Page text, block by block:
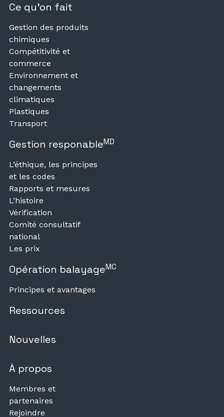
Ce qu’on fait
Gestion des produits
chimiques
Compétitivité et
commerce
Environnement et
changements
climatiques
Plastiques
Transport
Gestion responableMD
L’éthique, les principes
et les codes
Rapports et mesures
L’histoire
Vérification
Comité consultatif
national
Les prix
Opération balayageMC
Principes et avantages
Ressources
Nouvelles
À propos
Membres et
partenaires
Rejoindre